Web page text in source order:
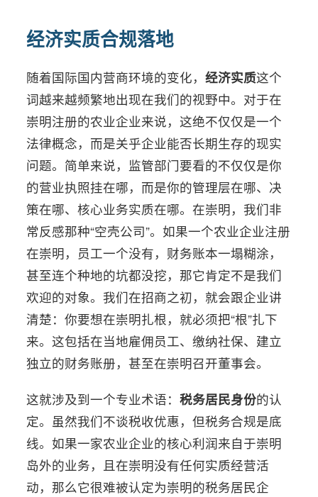
经济实质合规落地
随着国际国内营商环境的变化，经济实质这个
词越来越频繁地出现在我们的视野中。对于在
崇明注册的农业企业来说，这绝不仅仅是一个
法律概念，而是关乎企业能否长期生存的现实
问题。简单来说，监管部门要看的不仅仅是你
的营业执照挂在哪，而是你的管理层在哪、决
策在哪、核心业务实质在哪。在崇明，我们非
常反感那种“空壳公司”。如果一个农业企业注册
在崇明，员工一个没有，财务账本一塌糊涂，
甚至连个种地的坑都没挖，那它肯定不是我们
欢迎的对象。我们在招商之初，就会跟企业讲
清楚：你要想在崇明扎根，就必须把“根”扎下
来。这包括在当地雇佣员工、缴纳社保、建立
独立的财务账册，甚至在崇明召开董事会。
这就涉及到一个专业术语：税务居民身份的认
定。虽然我们不谈税收优惠，但税务合规是底
线。如果一家农业企业的核心利润来自于崇明
岛外的业务，且在崇明没有任何实质经营活
动，那么它很难被认定为崇明的税务居民企